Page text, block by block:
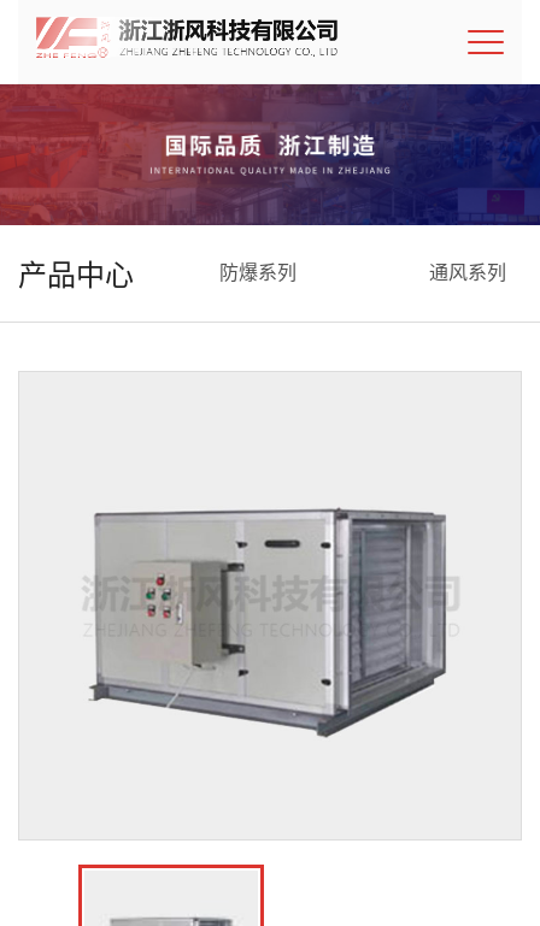
产品中心 防爆系列 通风系列